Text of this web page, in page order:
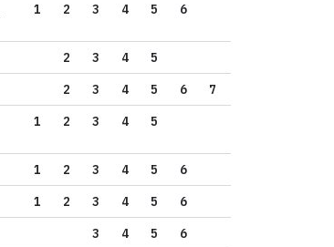
1 2 3 4 5 6
2 3 4
5
2 3 4 5 6
7
1 2 3 4 5
1 2 3 4 5
6
1 2 3 4 5
6
3 4 5
6